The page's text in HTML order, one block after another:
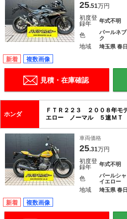
25.51万円
初度登
録年
年式不明
色
パールネ
ク
地域 埼玉県 春
新着 複数画像
見積・在庫確認
ホンダ
ＦＴＲ２２３ ２００８年モ
エロー ノーマル ５速ＭＴ
車両価格
25.31万円
初度登
録年
年式不明
色
パールシ
イエロー
地域 埼玉県 春
新着 複数画像